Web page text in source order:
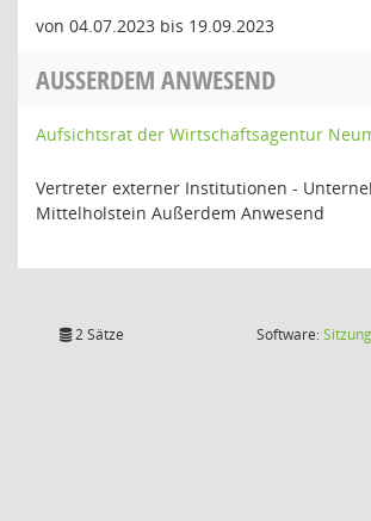
von 04.07.2023 bis 19.09.2023
AUSSERDEM ANWESEND
Aufsichtsrat der Wirtschaftsagentur
Vertreter externer Institutionen -
Mittelholstein Außerdem Anwesend
2 Sätze Software: